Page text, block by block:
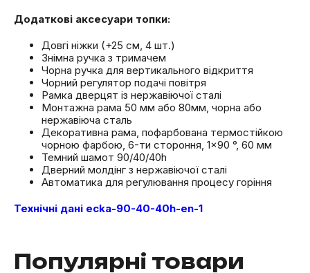
Додаткові аксесуари топки:
Довгі ніжки (+25 см, 4 шт.)
Знімна ручка з тримачем
Чорна ручка для вертикального відкриття
Чорний регулятор подачі повітря
Рамка дверцят із нержавіючої сталі
Монтажна рама 50 мм або 80мм, чорна або
нержавіюча сталь
Декоративна рама, пофарбована термостійкою
чорною фарбою, 6-ти стороння, 1×90 °, 60 мм
Темний шамот 90/40/40h
Дверний молдінг з нержавіючої сталі
Автоматика для регулювання процесу горіння
Технічні дані ecka-90-40-40h-en-1
Популярні товари